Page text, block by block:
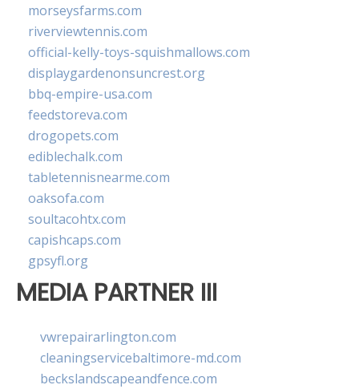
morseysfarms.com
riverviewtennis.com
official-kelly-toys-squishmallows.com
displaygardenonsuncrest.org
bbq-empire-usa.com
feedstoreva.com
drogopets.com
ediblechalk.com
tabletennisnearme.com
oaksofa.com
soultacohtx.com
capishcaps.com
gpsyfl.org
MEDIA PARTNER III
vwrepairarlington.com
cleaningservicebaltimore-md.com
beckslandscapeandfence.com